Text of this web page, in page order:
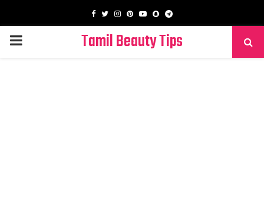
Facebook
TwitterInstagram
PinterestYoutube
SnapchatTelegram
PRIMARY
Tamil Beauty Tips